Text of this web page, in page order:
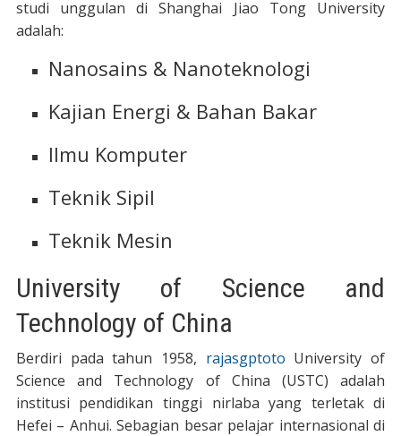
studi unggulan di Shanghai Jiao Tong University
adalah:
Nanosains & Nanoteknologi
Kajian Energi & Bahan Bakar
Ilmu Komputer
Teknik Sipil
Teknik Mesin
University of Science and
Technology of China
Berdiri pada tahun 1958, rajasgptoto University of
Science and Technology of China (USTC) adalah
institusi pendidikan tinggi nirlaba yang terletak di
Hefei – Anhui. Sebagian besar pelajar internasional di